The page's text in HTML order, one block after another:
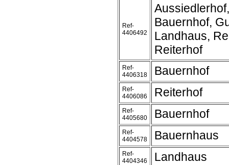
Ref-
4406492
Bauernhof,
Landhaus,
Reiterhof
Ref-
4406318
Bauernhof
Ref-
4406086
Reiterhof
Ref-
4405680
Bauernhof
Ref-
4404578
Bauernhaus
Ref-
4404346
Landhaus